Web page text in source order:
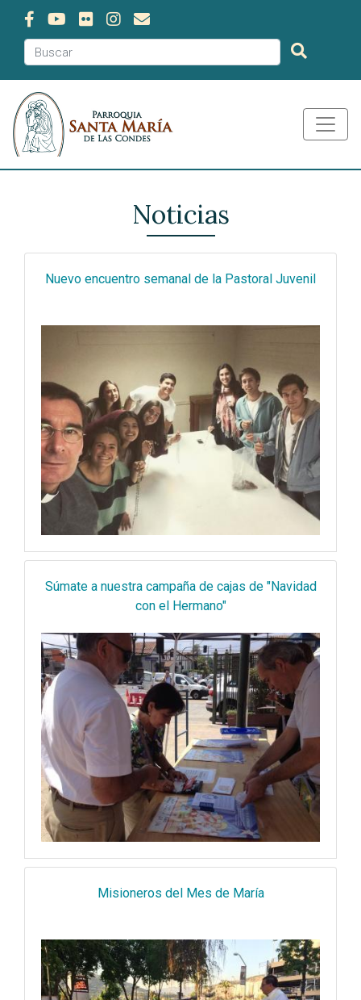
Noticias
Nuevo encuentro semanal de la Pastoral Juvenil
Súmate a nuestra campaña de cajas de "Navidad
con el Hermano"
Misioneros del Mes de María